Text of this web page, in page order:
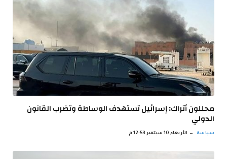
محللون أتراك: إسرائيل تستهدف الوساطة وتضرب القانون
الدولي
سياسة الأربعاء 10 سبتمبر 12:53 م